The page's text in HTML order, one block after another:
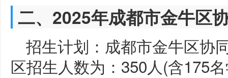
二、2025年成都市金牛区
招生计划：成都市金牛区协
区招生人数为：350人(含175